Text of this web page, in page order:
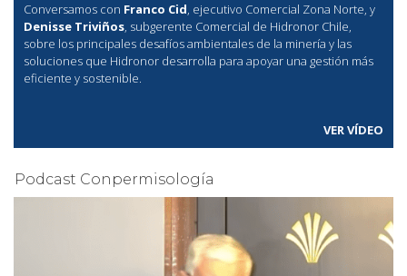
Conversamos con Franco Cid, ejecutivo Comercial Zona Norte, y
Denisse Triviños, subgerente Comercial de Hidronor Chile,
sobre los principales desafíos ambientales de la minería y las
soluciones que Hidronor desarrolla para apoyar una gestión más
eficiente y sostenible.
VER VÍDEO
Podcast Conpermisología